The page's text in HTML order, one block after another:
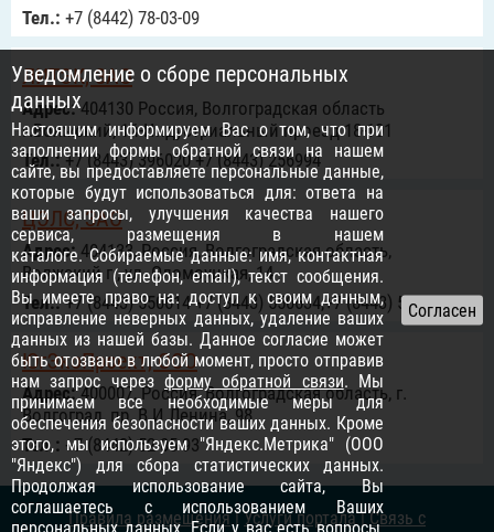
Тел.: +7 (8442) 78-03-09
ЛИТЭК, ЗАО
Адрес:404130 Россия, Волгоградская область
г.Волжский, 1й-Индустриальный проезд 18-101
Тел.:+7 (8443) 396020 +7 (8443) 256994
ЦЭЛС, ЗАО
Адрес:404133, Россия, Волгоградская область,
Волжский г., ул. Оломоуцкая, 14
Тел.:+7 (8443) 550614 +7 (8443) 550634,+7 (8443) 55-06-24
ЮгЭкоПроект, ООО
Адрес:400007, Россия, Волгоградская область, г.
Волгоград, пр. В.И.Ленина, 98
Тел.: +7 (8442) 52-05-93
Правила размещения|Услуги портала|Связь с
Уведомление о сборе персональных
данных
Настоящим информируем Вас о том, что при
заполнении формы обратной связи на нашем
сайте, вы предоставляете персональные данные,
которые будут использоваться для: ответа на
ваши запросы, улучшения качества нашего
сервиса, размещения в нашем
каталоге. Собираемые данные: имя, контактная
информация (телефон, email), текст сообщения.
Вы имеете право на: доступ к своим данным,
исправление неверных данных, удаление ваших
данных из нашей базы. Данное согласие может
быть отозвано в любой момент, просто отправив
нам запрос через форму обратной связи. Мы
принимаем все необходимые меры для
обеспечения безопасности ваших данных. Кроме
этого, мы используем "Яндекс.Метрика" (ООО
"Яндекс") для сбора статистических данных.
Продолжая использование сайта, Вы
соглашаетесь с использованием Ваших